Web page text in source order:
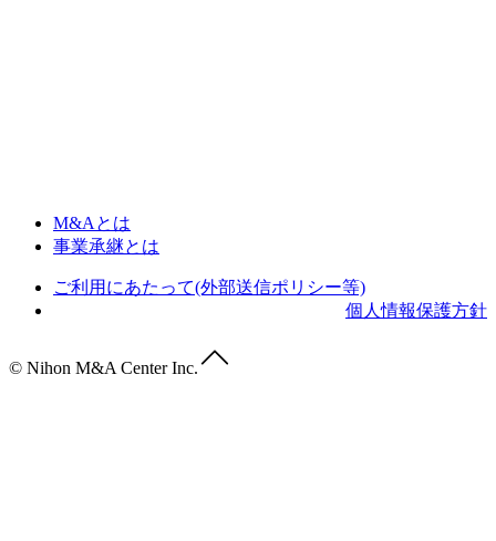
M&Aとは
事業承継とは
ご利用にあたって(外部送信ポリシー等)
個人情報保護方針
© Nihon M&A Center Inc.